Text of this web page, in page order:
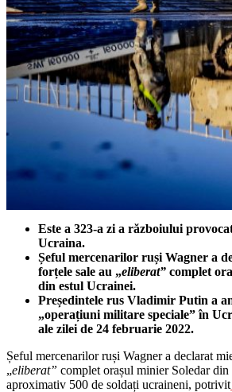
Este a 323-a zi a războiului
Ucraina.
Șeful mercenarilor ruși Wagner a
forțele sale au „eliberat” complet
din estul Ucrainei.
Președintele rus Vladimir Putin a
„operațiuni militare speciale” în
ale zilei de 24 februarie 2022.
Șeful mercenarilor ruși Wagner a declarat
„eliberat” complet orașul minier Soledar
aproximativ 500 de soldați ucraineni, potrivit